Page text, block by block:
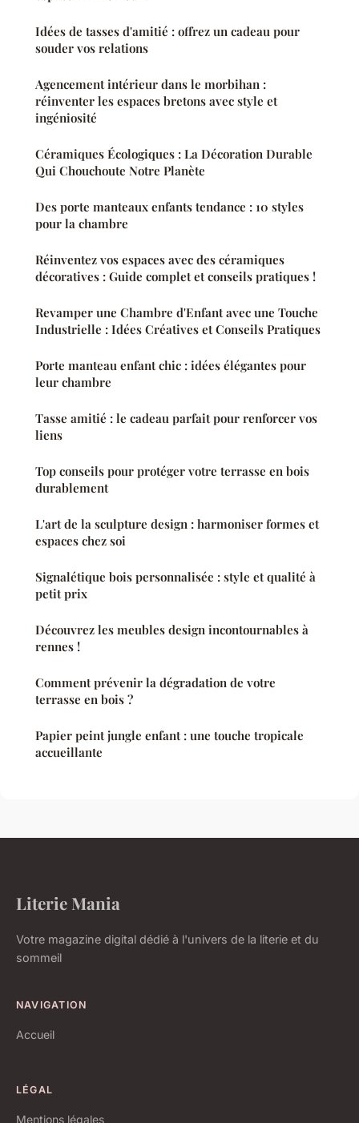
Idées de tasses d'amitié : offrez un cadeau pour
souder vos relations
Agencement intérieur dans le morbihan :
réinventer les espaces bretons avec style et
ingéniosité
Céramiques Écologiques : La Décoration Durable
Qui Chouchoute Notre Planète
Des porte manteaux enfants tendance : 10 styles
pour la chambre
Réinventez vos espaces avec des céramiques
décoratives : Guide complet et conseils pratiques !
Revamper une Chambre d'Enfant avec une Touche
Industrielle : Idées Créatives et Conseils Pratiques
Porte manteau enfant chic : idées élégantes pour
leur chambre
Tasse amitié : le cadeau parfait pour renforcer vos
liens
Top conseils pour protéger votre terrasse en bois
durablement
L'art de la sculpture design : harmoniser formes et
espaces chez soi
Signalétique bois personnalisée : style et qualité à
petit prix
Découvrez les meubles design incontournables à
rennes !
Comment prévenir la dégradation de votre
terrasse en bois ?
Papier peint jungle enfant : une touche tropicale
accueillante
Literie Mania
Votre magazine digital dédié à l'univers de la literie et du
sommeil
NAVIGATION
Accueil
LÉGAL
Mentions légales